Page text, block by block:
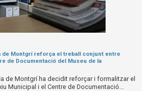
de Montgrí reforça el treball conjunt entre
de Documentació del Museu de la
de Montgrí ha decidit reforçar i formalitzar el
Municipal i el Centre de Documentació...